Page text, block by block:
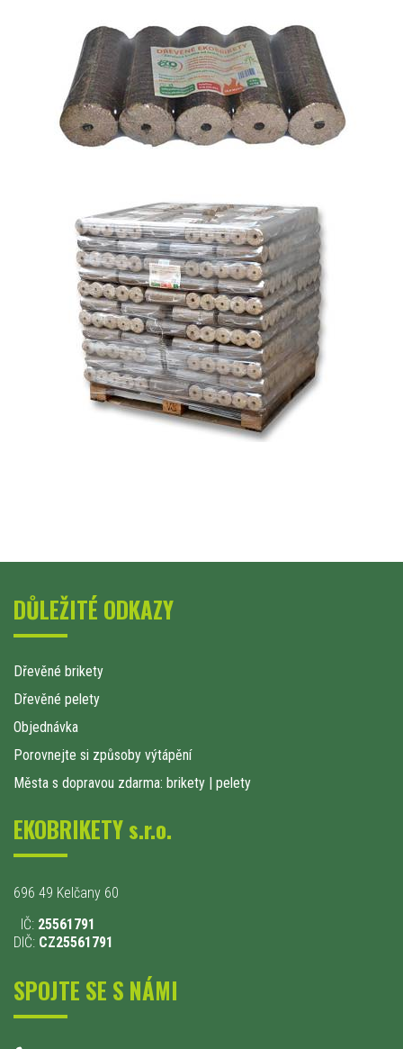
DŮLEŽITÉ ODKAZY
Dřevěné brikety
Dřevěné pelety
Objednávka
Porovnejte si způsoby výtápění
Města s dopravou zdarma: brikety | pelety
EKOBRIKETY s.r.o.
696 49 Kelčany 60
IČ: 25561791
DIČ: CZ25561791
SPOJTE SE S NÁMI